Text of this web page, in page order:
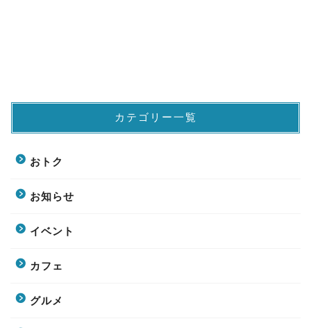
カテゴリー一覧
おトク
お知らせ
イベント
カフェ
グルメ